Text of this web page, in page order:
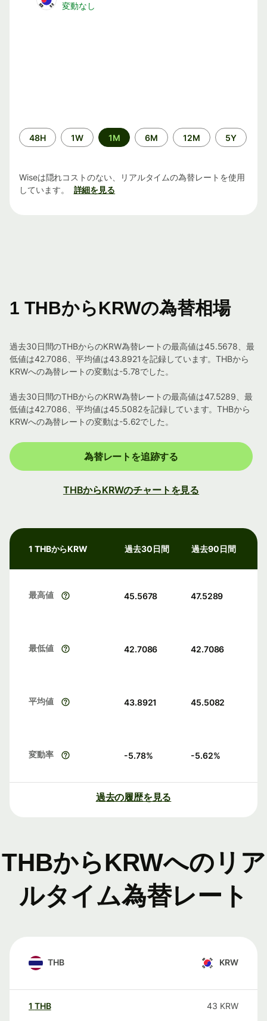
変動なし
期
間
48H 1W 1M 6M 12M 5Y
Wiseは隠れコストのない、リアルタイムの為替レートを使用
しています。
詳細を見る
1 THBからKRWの為替相場
過去30日間のTHBからのKRW為替レートの最高値は45.5678、最
低値は42.7086、平均値は43.8921を記録しています。THBから
KRWへの為替レートの変動は-5.78でした。
過去30日間のTHBからのKRW為替レートの最高値は47.5289、最
低値は42.7086、平均値は45.5082を記録しています。THBから
KRWへの為替レートの変動は-5.62でした。
為替レートを追跡する
THBからKRWのチャートを見る
1 THBからKRW 過去30日間 過去90日間
最高値 45.5678 47.5289
最低値 42.7086 42.7086
平均値 43.8921 45.5082
変動率 -5.78% -5.62%
過去の履歴を見る
THBからKRWへのリア
ルタイム為替レート
THB KRW
1 THB 43 KRW